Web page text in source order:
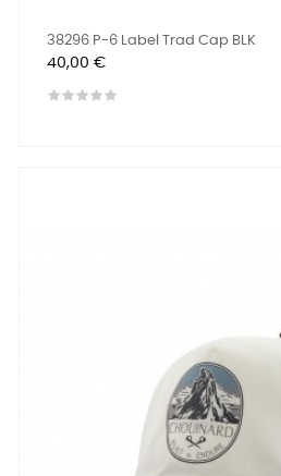
38296 P-6 Label Trad Cap BLK
Precio
40,00 €